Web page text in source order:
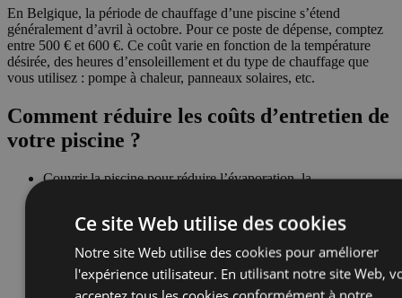
En Belgique, la période de chauffage d’une piscine s’étend
généralement d’avril à octobre. Pour ce poste de dépense, comptez
entre 500 € et 600 €. Ce coût varie en fonction de la température
désirée, des heures d’ensoleillement et du type de chauffage que
vous utilisez : pompe à chaleur, panneaux solaires, etc.
Comment réduire les coûts d’entretien de
votre piscine ?
Couvrir la piscine pour réduire l’évaporation, la
Entretenir régulièrement sa piscine pour détecter rapidement
les problèmes et limiter les coûts de réparation.
Ce site Web utilise des cookies
Notre site Web utilise des cookies pour améliorer
l'expérience utilisateur. En utilisant notre site Web,